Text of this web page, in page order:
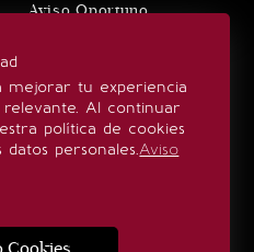
mejorar tu experiencia
Al continuar
política de cookies
personales.Aviso
Aviso Oportuno
SÍGUENOS